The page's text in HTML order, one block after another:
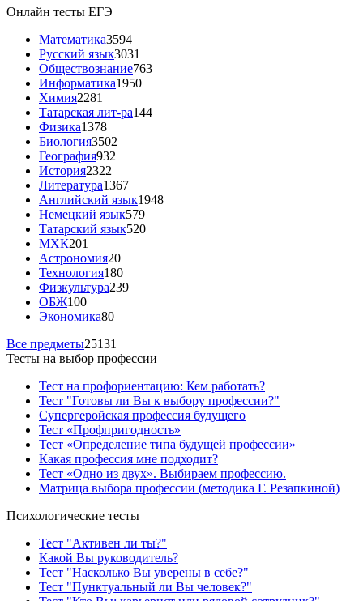
Онлайн тесты ЕГЭ
Математика3594
Русский язык3031
Обществознание763
Информатика1950
Химия2281
Татарская лит-ра144
Физика1378
Биология3502
География932
История2322
Литература1367
Английский язык1948
Немецкий язык579
Татарский язык520
МХК201
Астрономия20
Технология180
Физкультура239
ОБЖ100
Экономика80
Все предметы25131
Тесты на выбор профессии
Тест на профориентацию: Кем работать?
Тест "Готовы ли Вы к выбору профессии?"
Супергеройская профессия будущего
Тест «Профпригодность»
Тест «Определение типа будущей профессии»
Какая профессия мне подходит?
Тест «Одно из двух». Выбираем профессию.
Матрица выбора профессии (методика Г. Резапкиной)
Психологические тесты
Тест "Активен ли ты?"
Какой Вы руководитель?
Тест "Насколько Вы уверены в себе?"
Тест "Пунктуальный ли Вы человек?"